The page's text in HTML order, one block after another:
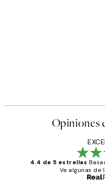
Opiniones
4.4 de 5 estrellas
Ve algunas de